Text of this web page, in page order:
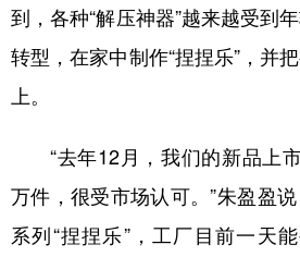
到，各种“解压神器”越来越受到
转型，在家中制作“捏捏乐”，并
上。
“去年12月，我们的新品上
万件，很受市场认可。”朱盈盈
系列“捏捏乐”，工厂目前一天